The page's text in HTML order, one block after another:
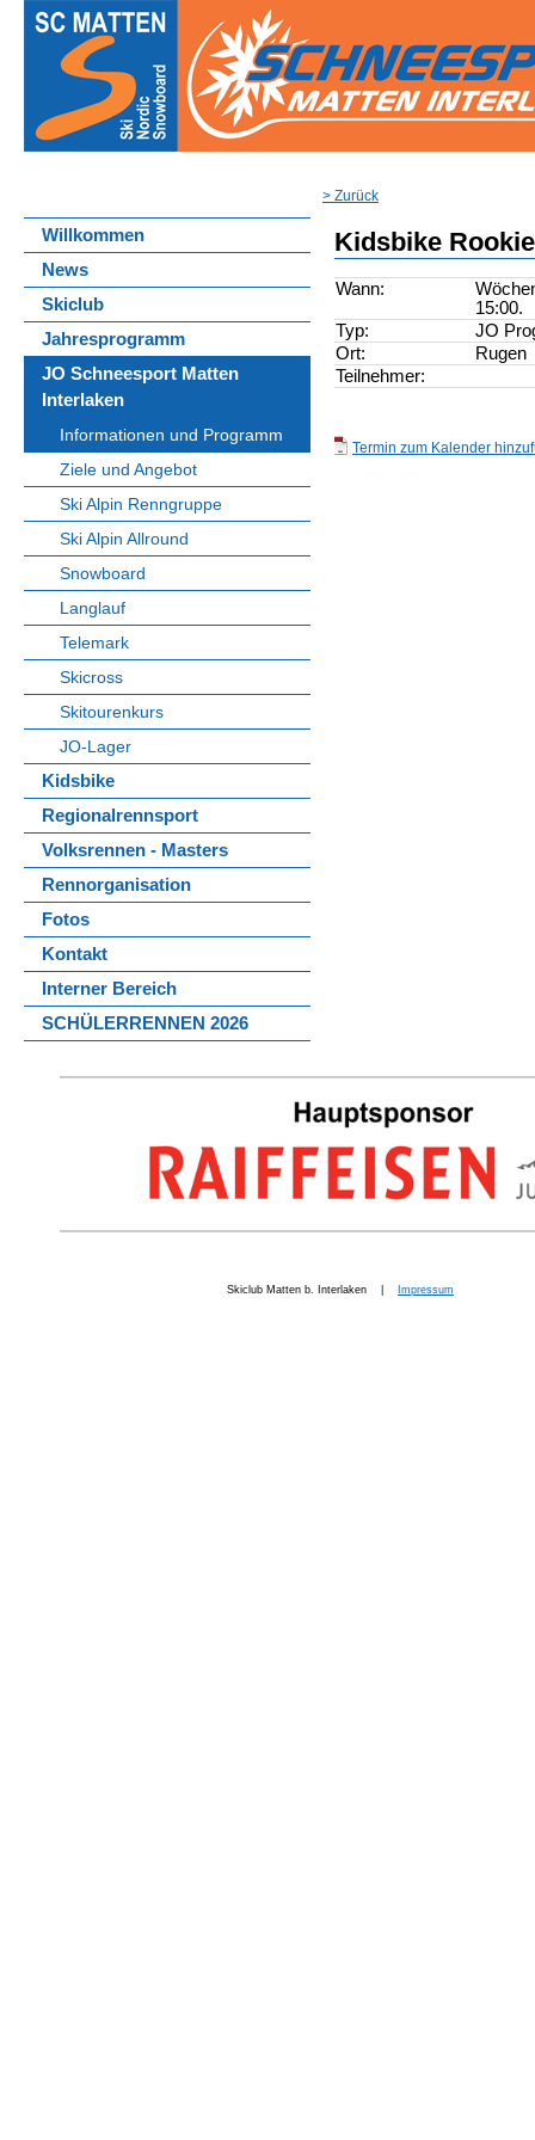
Willkommen
News
Skiclub
Jahresprogramm
JO Schneesport Matten
Interlaken
Informationen und Programm
Ziele und Angebot
Ski Alpin Renngruppe
Ski Alpin Allround
Snowboard
Langlauf
Telemark
Skicross
Skitourenkurs
JO-Lager
Kidsbike
Regionalrennsport
Volksrennen - Masters
Rennorganisation
Fotos
Kontakt
Interner Bereich
SCHÜLERRENNEN 2026
> Zurück
Kidsbike
Wann:
15:00.
Typ:
JO
Ort:
Rugen
Teilnehmer:
Termin zum Kalender
Skiclub Matten b. Interlaken | Impressum